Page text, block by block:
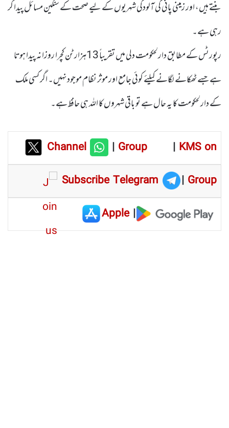
بنتے ہیں، اور زمینی پانی کی آلودگی شہریوں کے لیے صحت کے سنگین مسائل پیدا کر
رہی ہے۔
رپورٹس کے مطابق دارلحکومت دلی میں تقریباً 13ہزار ٹن کچرا روزانہ پیدا ہوتا
ہے جسے ٹھکانے لگانے کیلئے کوئی جامع اور موثر نظام موجود نہیں۔ اگر کسی ملک
کے دارلحکومت کا یہ حال ہے تو باقی شہروں کا اللہ ہی حافظ ہے۔
Channel |Group | KMS on
Subscribe Telegram
| Group
|
Apple